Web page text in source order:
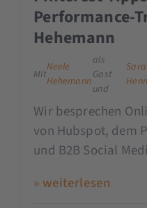
Performance-
Hehemann
Mit
Neele
Hehemann
als
Gast
und
Wir besprechen
von Hubspot, dem
und B2B Social
» weiterlesen